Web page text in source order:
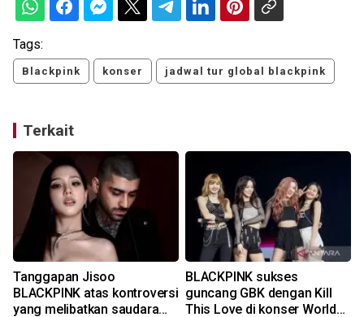
Tags:
Blackpink konser jadwal tur global blackpink
Terkait
Tanggapan Jisoo
BLACKPINK atas kontroversi
yang melibatkan saudara
BLACKPINK sukses
guncang GBK dengan Kill
This Love di konser World